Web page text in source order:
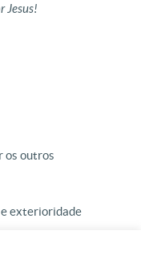
Jesus!
os outros
exterioridade